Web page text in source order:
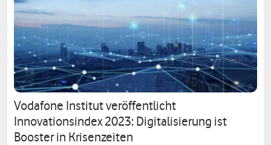
Vodafone Institut veröffentlicht
Innovationsindex 2023: Digitalisierung ist
Booster in Krisenzeiten